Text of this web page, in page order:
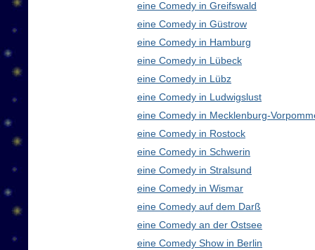
eine Comedy in Greifswald
eine Comedy in Güstrow
eine Comedy in Hamburg
eine Comedy in Lübeck
eine Comedy in Lübz
eine Comedy in Ludwigslust
eine Comedy in Mecklenburg-
eine Comedy in Rostock
eine Comedy in Schwerin
eine Comedy in Stralsund
eine Comedy in Wismar
eine Comedy auf dem Darß
eine Comedy an der Ostsee
eine Comedy Show in Berlin